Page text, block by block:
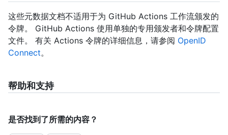
这些元数据文档不适用于为 GitHub Actions 工作流颁发的
令牌。 GitHub Actions 使用单独的专用颁发者和令牌配置
文件。 有关 Actions 令牌的详细信息，请参阅 OpenID
Connect。
帮助和支持
是否找到了所需的内容？